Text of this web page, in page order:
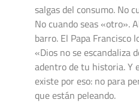
salgas del consumo. No
No cuando seas «otro».
barro. El Papa Francisco
«Dios no se escandaliza
adentro de tu historia. Y
existe por eso: no para
que están peleando.